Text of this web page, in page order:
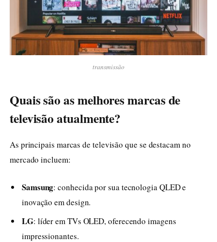
transmissão
Quais são as melhores marcas de
televisão atualmente?
As principais marcas de televisão que se destacam no
mercado incluem:
Samsung: conhecida por sua tecnologia QLED e
inovação em design.
LG: líder em TVs OLED, oferecendo imagens
impressionantes.